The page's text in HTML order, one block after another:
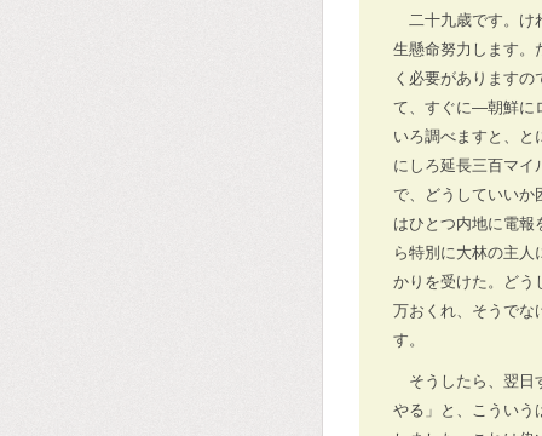
二十九歳です。け
生懸命努力します。
く必要があります
て、すぐに―朝鮮に
いろ調べますと、と
にしろ延長三百マイ
で、どうしていいか
はひとつ内地に電報
ら特別に大林の主
かりを受けた。どう
万おくれ、そうでな
す。
そうしたら、翌日
やる」と、こういう